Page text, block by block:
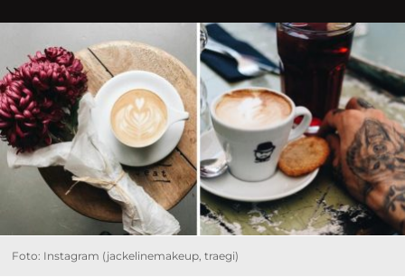
Foto: Instagram (jackelinemakeup, traegi)